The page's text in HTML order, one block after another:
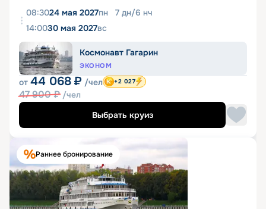
08:3024 мая 2027пн 7 дн/6 нч
14:0030 мая 2027вс
Космонавт Гагарин
ЭКОНОМ
от 44 068 ₽ /чел
47 900₽ /чел
+2 027
Выбрать круиз
Раннее бронирование